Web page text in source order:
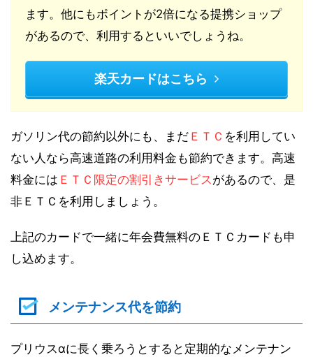
ます。他にもポイントが2倍になる提携ショップ
があるので、利用するといいでしょうね。
楽天カードはこちら
ガソリン代の節約以外にも、まだ ＥＴＣ を利用してい
ない人なら高速道路の利用料金も節約できます。高速
料金には ＥＴＣ限定の割引きサービス があるので、是
非ＥＴＣを利用しましょう。
上記のカードで一緒に年会費無料のＥＴＣカードも申
し込めます。
メンテナンス代を節約
プリウスαに長く乗ろうとすると定期的なメンテナン